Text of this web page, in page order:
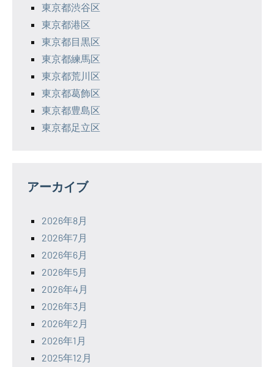
東京都渋谷区
東京都港区
東京都目黒区
東京都練馬区
東京都荒川区
東京都葛飾区
東京都豊島区
東京都足立区
アーカイブ
2026年8月
2026年7月
2026年6月
2026年5月
2026年4月
2026年3月
2026年2月
2026年1月
2025年12月